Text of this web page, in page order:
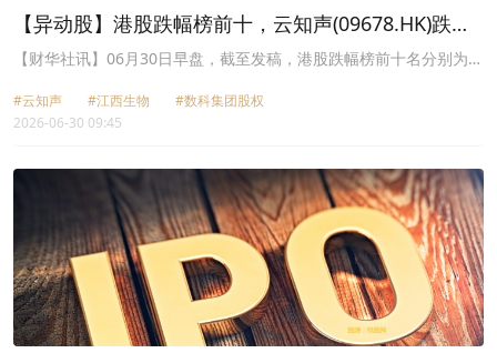
倩碧控股(08367.HK)跌幅16.80%。
【异动股】港股跌幅榜前十，云知声(09678.HK)跌
31.52%，江西生物(06915.HK)跌22.32%
【财华社讯】06月30日早盘，截至发稿，港股跌幅榜前十名分别为云
科集团股权(02970.HK)跌幅20.00%、赏之味股权(08570.HK)跌幅
16.67%、义合控股(01662.HK)跌幅14.63%、迅策(03317.HK)跌幅
幅11.72%、英矽智能(03696.HK)跌幅10.20%、驴迹科技(01745.HK)
跌幅10.17%。
#云知声 #江西生物
#数科集团股权
2026-06-30 09:45